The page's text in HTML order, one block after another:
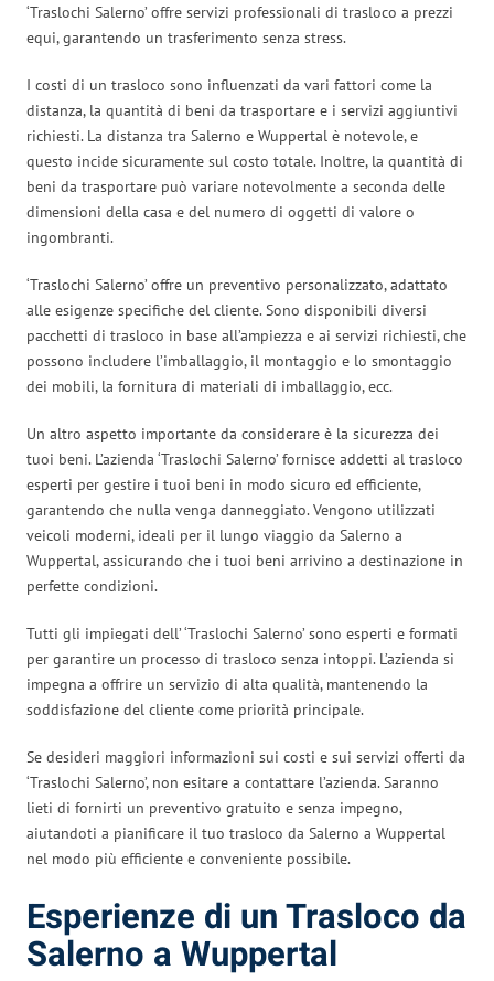
‘Traslochi Salerno’ offre servizi professionali di trasloco a prezzi
equi, garantendo un trasferimento senza stress.
I costi di un trasloco sono influenzati da vari fattori come la
distanza, la quantità di beni da trasportare e i servizi aggiuntivi
richiesti. La distanza tra Salerno e Wuppertal è notevole, e
questo incide sicuramente sul costo totale. Inoltre, la quantità di
beni da trasportare può variare notevolmente a seconda delle
dimensioni della casa e del numero di oggetti di valore o
ingombranti.
‘Traslochi Salerno’ offre un preventivo personalizzato, adattato
alle esigenze specifiche del cliente. Sono disponibili diversi
pacchetti di trasloco in base all’ampiezza e ai servizi richiesti, che
possono includere l’imballaggio, il montaggio e lo smontaggio
dei mobili, la fornitura di materiali di imballaggio, ecc.
Un altro aspetto importante da considerare è la sicurezza dei
tuoi beni. L’azienda ‘Traslochi Salerno’ fornisce addetti al trasloco
esperti per gestire i tuoi beni in modo sicuro ed efficiente,
garantendo che nulla venga danneggiato. Vengono utilizzati
veicoli moderni, ideali per il lungo viaggio da Salerno a
Wuppertal, assicurando che i tuoi beni arrivino a destinazione in
perfette condizioni.
Tutti gli impiegati dell’ ‘Traslochi Salerno’ sono esperti e formati
per garantire un processo di trasloco senza intoppi. L’azienda si
impegna a offrire un servizio di alta qualità, mantenendo la
soddisfazione del cliente come priorità principale.
Se desideri maggiori informazioni sui costi e sui servizi offerti da
‘Traslochi Salerno’, non esitare a contattare l’azienda. Saranno
lieti di fornirti un preventivo gratuito e senza impegno,
aiutandoti a pianificare il tuo trasloco da Salerno a Wuppertal
nel modo più efficiente e conveniente possibile.
Esperienze di un Trasloco da
Salerno a Wuppertal